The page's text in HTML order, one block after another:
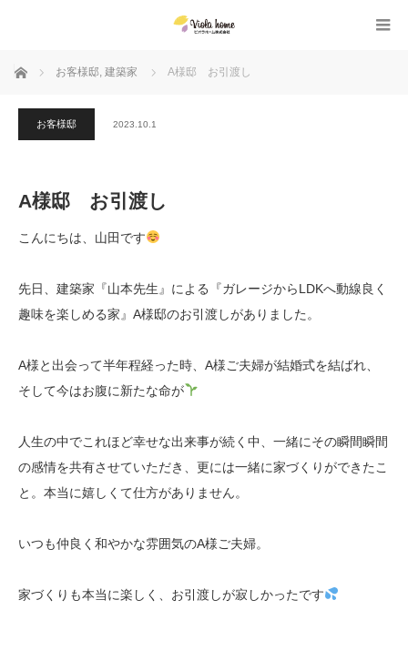
ホーム お客様邸, 建築家 A様邸 お引渡し
お客様邸 2023.10.1
A様邸 お引渡し
こんにちは、山田です
先日、建築家『山本先生』による『ガレージからLDKへ動線良く
趣味を楽しめる家』A様邸のお引渡しがありました。
A様と出会って半年程経った時、A様ご夫婦が結婚式を結ばれ、
そして今はお腹に新たな命が
人生の中でこれほど幸せな出来事が続く中、一緒にその瞬間瞬間
の感情を共有させていただき、更には一緒に家づくりができたこ
と。本当に嬉しくて仕方がありません。
いつも仲良く和やかな雰囲気のA様ご夫婦。
家づくりも本当に楽しく、お引渡しが寂しかったです